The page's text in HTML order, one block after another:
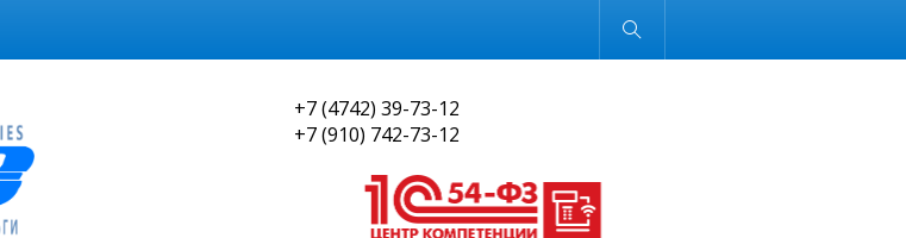
Обычная версия
+7 (4742) 39-73-12
+7 (910) 742-73-12